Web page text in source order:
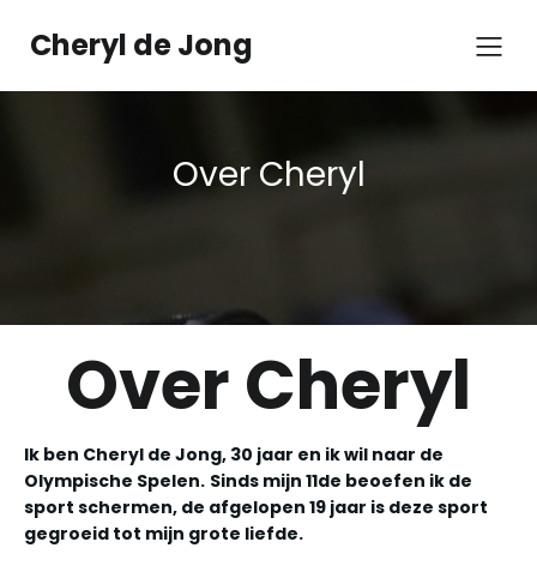
Cheryl de Jong
Over Cheryl
Over Cheryl
Ik ben Cheryl de Jong, 30 jaar en ik wil naar de
Olympische Spelen. Sinds mijn 11de beoefen ik de
sport schermen, de afgelopen 19 jaar is deze sport
gegroeid tot mijn grote liefde.